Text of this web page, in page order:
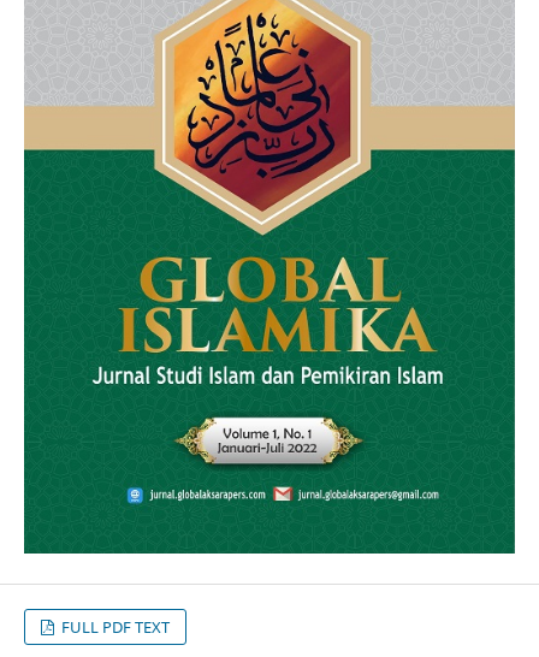
FULL PDF TEXT